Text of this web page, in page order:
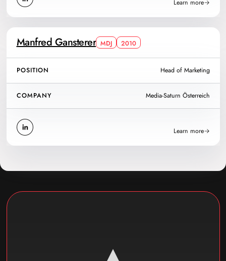
Learn more
Manfred Gansterer MDJ 2010
POSITION Head of Marketing
COMPANY Media-Saturn Österreich
Learn more